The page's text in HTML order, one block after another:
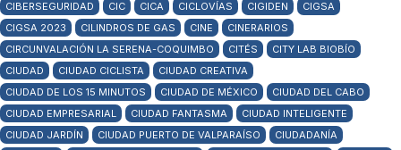
CIBERSEGURIDAD
CIC CICA CICLOVÍAS CIGIDEN
CIGSA
CIGSA 2023
CILINDROS DE GAS CINE
CINERARIOS
CIRCUNVALACIÓN LA SERENA-COQUIMBO
CITÉS
CITY LAB BIOBÍO
CIUDAD
CIUDAD CICLISTA
CIUDAD CREATIVA
CIUDAD DE LOS 15 MINUTOS
CIUDAD DE MÉXICO
CIUDAD DEL CABO
CIUDAD EMPRESARIAL
CIUDAD FANTASMA
CIUDAD INTELIGENTE
CIUDAD JARDÍN
CIUDAD PUERTO DE VALPARAÍSO
CIUDADANÍA